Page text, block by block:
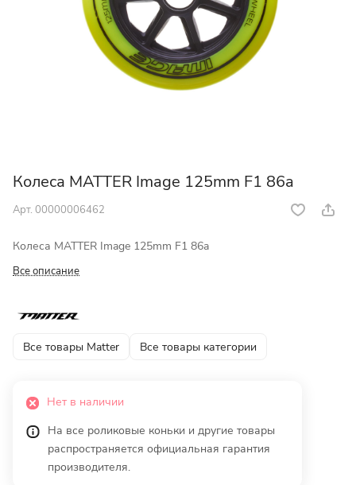
Колеса MATTER Image 125mm F1 86a
Арт. 00000006462
Колеса MATTER Image 125mm F1 86a
Все описание
Все товары Matter Все товары категории
Нет в наличии
На все роликовые коньки и другие товары
распространяется официальная гарантия
производителя.